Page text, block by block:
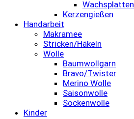
Wachsplatten
Kerzengießen
Handarbeit
Makramee
Stricken/Häkeln
Wolle
Baumwollgarn
Bravo/Twister
Merino Wolle
Saisonwolle
Sockenwolle
Kinder